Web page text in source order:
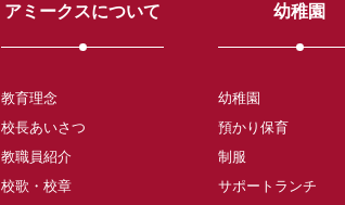
アミークスについて
教育理念
校長あいさつ
教職員紹介
校歌・校章
幼稚園
幼稚園
預かり保育
制服
サポートランチ